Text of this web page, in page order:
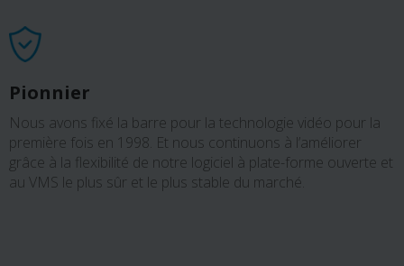
Pionnier
Nous avons fixé la barre pour la technologie vidéo pour la
première fois en 1998. Et nous continuons à l’améliorer
grâce à la flexibilité de notre logiciel à plate-forme ouverte et
au VMS le plus sûr et le plus stable du marché.